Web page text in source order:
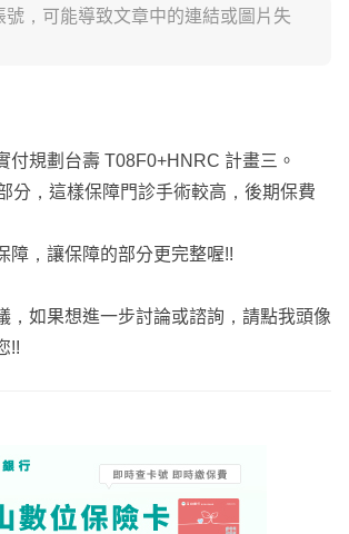
款
公司只要財務穩健比較重要
能降低保費
的
宜的產品就好了
考慮補強終身型的產品
障到99甚至110歲感覺很美好
何一家公司、沒有一張險種是完美無缺
號，可能導致文章中的連結或圖片失
付規劃台壽 T08F0+HNRC 計畫三。
分，這樣保障門診手術較高，後期保費
障，讓保障的部分更完整喔!!
，如果想進一步討論或諮詢，請點我頭像
!!